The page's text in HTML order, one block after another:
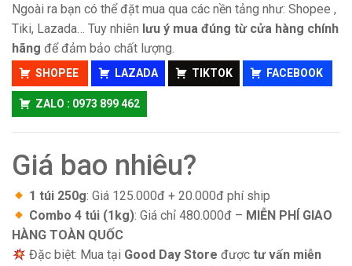
Ngoài ra bạn có thể đặt mua qua các nền tảng như: Shopee ,
Tiki, Lazada… Tuy nhiên lưu ý mua đúng từ cửa hàng chính
hãng để đảm bảo chất lượng.
SHOPEE LAZADA TIKTOK FACEBOOK
ZALO : 0973 899 462
Giá bao nhiêu?
1 túi 250g: Giá 125.000đ + 20.000đ phí ship
Combo 4 túi (1kg): Giá chỉ 480.000đ – MIỄN PHÍ GIAO
HÀNG TOÀN QUỐC
Đặc biệt: Mua tại Good Day Store đượctư vấn miễn